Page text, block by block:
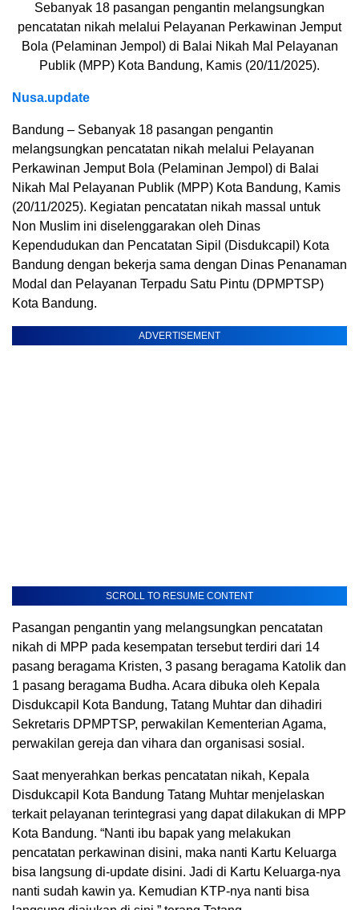
Sebanyak 18 pasangan pengantin melangsungkan
pencatatan nikah melalui Pelayanan Perkawinan Jemput
Bola (Pelaminan Jempol) di Balai Nikah Mal Pelayanan
Publik (MPP) Kota Bandung, Kamis (20/11/2025).
Nusa.update
Bandung – Sebanyak 18 pasangan pengantin
melangsungkan pencatatan nikah melalui Pelayanan
Perkawinan Jemput Bola (Pelaminan Jempol) di Balai
Nikah Mal Pelayanan Publik (MPP) Kota Bandung, Kamis
(20/11/2025). Kegiatan pencatatan nikah massal untuk
Non Muslim ini diselenggarakan oleh Dinas
Kependudukan dan Pencatatan Sipil (Disdukcapil) Kota
Bandung dengan bekerja sama dengan Dinas Penanaman
Modal dan Pelayanan Terpadu Satu Pintu (DPMPTSP)
Kota Bandung.
ADVERTISEMENT
SCROLL TO RESUME CONTENT
Pasangan pengantin yang melangsungkan pencatatan
nikah di MPP pada kesempatan tersebut terdiri dari 14
pasang beragama Kristen, 3 pasang beragama Katolik dan
1 pasang beragama Budha. Acara dibuka oleh Kepala
Disdukcapil Kota Bandung, Tatang Muhtar dan dihadiri
Sekretaris DPMPTSP, perwakilan Kementerian Agama,
perwakilan gereja dan vihara dan organisasi sosial.
Saat menyerahkan berkas pencatatan nikah, Kepala
Disdukcapil Kota Bandung Tatang Muhtar menjelaskan
terkait pelayanan terintegrasi yang dapat dilakukan di MPP
Kota Bandung. “Nanti ibu bapak yang melakukan
pencatatan perkawinan disini, maka nanti Kartu Keluarga
bisa langsung di-update disini. Jadi di Kartu Keluarga-nya
nanti sudah kawin ya. Kemudian KTP-nya nanti bisa